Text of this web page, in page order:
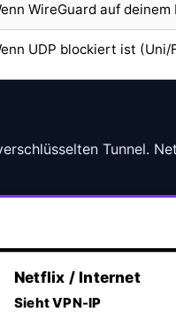
WireGuard auf
UDP blockiert ist (Uni/
Tunnel.
Netflix / Internet
Sieht VPN-IP